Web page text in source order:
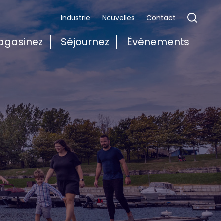
Industrie Nouvelles Contact
Séjournez Événements